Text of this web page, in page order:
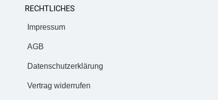
RECHTLICHES
Impressum
AGB
Datenschutzerklärung
Vertrag widerrufen